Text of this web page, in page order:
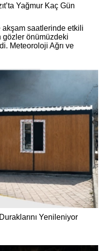
Yağmur Kaç Gün
akşam saatlerinde etkili
gözler önümüzdeki
Meteoroloji Ağrı ve
Yenileniyor